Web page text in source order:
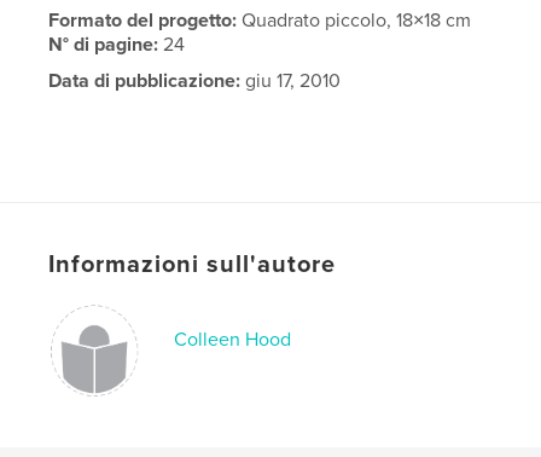
Formato del progetto:Quadrato piccolo, 18×18 cm
N° di pagine:24
Data di pubblicazione: giu 17, 2010
Informazioni sull'autore
Colleen Hood